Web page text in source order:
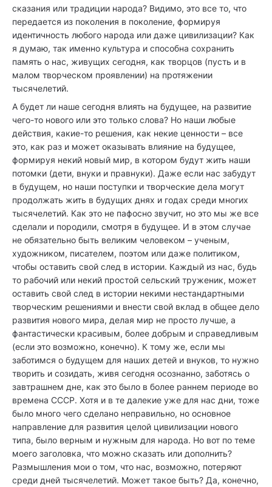
сказания или традиции народа? Видимо, это все то, что
передается из поколения в поколение, формируя
идентичность любого народа или даже цивилизации? Как
я думаю, так именно культура и способна сохранить
память о нас, живущих сегодня, как творцов (пусть и в
малом творческом проявлении) на протяжении
тысячелетий.
А будет ли наше сегодня влиять на будущее, на развитие
чего-то нового или это только слова? Но наши любые
действия, какие-то решения, как некие ценности – все
это, как раз и может оказывать влияние на будущее,
формируя некий новый мир, в котором будут жить наши
потомки (дети, внуки и правнуки). Даже если нас забудут
в будущем, но наши поступки и творческие дела могут
продолжать жить в будущих днях и годах среди многих
тысячелетий. Как это не пафосно звучит, но это мы же все
сделали и породили, смотря в будущее. И в этом случае
не обязательно быть великим человеком – ученым,
художником, писателем, поэтом или даже политиком,
чтобы оставить свой след в истории. Каждый из нас, будь
то рабочий или некий простой сельский труженик, может
оставить свой след в истории некими нестандартными
творческим решениями и внести свой вклад в общее дело
развития нового мира, делая мир не просто лучше, а
фантастически красивым, более добрым и справедливым
(если это возможно, конечно). К тому же, если мы
заботимся о будущем для наших детей и внуков, то нужно
творить и созидать, живя сегодня осознанно, заботясь о
завтрашнем дне, как это было в более раннем периоде во
времена СССР. Хотя и в те далекие уже для нас дни, тоже
было много чего сделано неправильно, но основное
направление для развития целой цивилизации нового
типа, было верным и нужным для народа. Но вот по теме
моего заголовка, что можно сказать или дополнить?
Размышления мои о том, что нас, возможно, потеряют
среди дней тысячелетий. Может такое быть? Да, конечно,